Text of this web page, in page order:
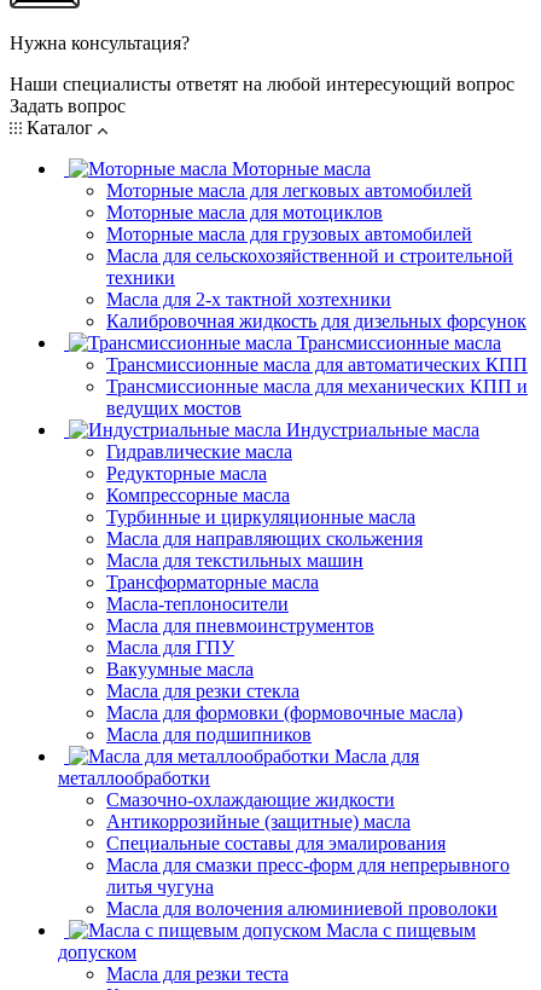
Нужна консультация?
Наши специалисты ответят на любой интересующий вопрос
Задать вопрос
Каталог
Моторные масла
Моторные масла для легковых автомобилей
Моторные масла для мотоциклов
Моторные масла для грузовых автомобилей
Масла для сельскохозяйственной и строительной
техники
Масла для 2-х тактной хозтехники
Калибровочная жидкость для дизельных форсунок
Трансмиссионные масла
Трансмиссионные масла для автоматических КПП
Трансмиссионные масла для механических КПП и
ведущих мостов
Индустриальные масла
Гидравлические масла
Редукторные масла
Компрессорные масла
Турбинные и циркуляционные масла
Масла для направляющих скольжения
Масла для текстильных машин
Трансформаторные масла
Масла-теплоносители
Масла для пневмоинструментов
Масла для ГПУ
Вакуумные масла
Масла для резки стекла
Масла для формовки (формовочные масла)
Масла для подшипников
Масла для
металлообработки
Смазочно-охлаждающие жидкости
Антикоррозийные (защитные) масла
Специальные составы для эмалирования
Масла для смазки пресс-форм для непрерывного
литья чугуна
Масла для волочения алюминиевой проволоки
Масла с пищевым
допуском
Масла для резки теста